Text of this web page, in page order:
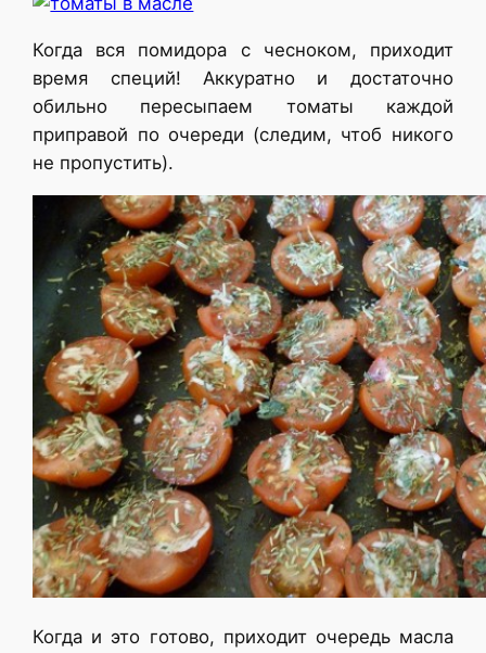
Когда вся помидора с чесноком, приходит
время специй! Аккуратно и достаточно
обильно пересыпаем томаты каждой
приправой по очереди (следим, чтоб никого
не пропустить).
Когда и это готово, приходит очередь масла